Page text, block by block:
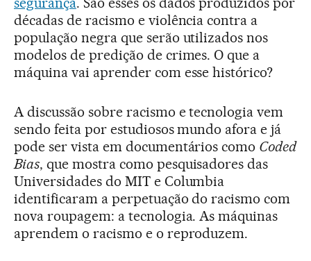
décadas de racismo e violência contra a
população negra que serão utilizados nos
modelos de predição de crimes. O que a
máquina vai aprender com esse histórico?
A discussão sobre racismo e tecnologia vem
sendo feita por estudiosos mundo afora e já
pode ser vista em documentários como Coded
Bias, que mostra como pesquisadores das
Universidades do MIT e Columbia
identificaram a perpetuação do racismo com
nova roupagem: a tecnologia. As máquinas
aprendem o racismo e o reproduzem.